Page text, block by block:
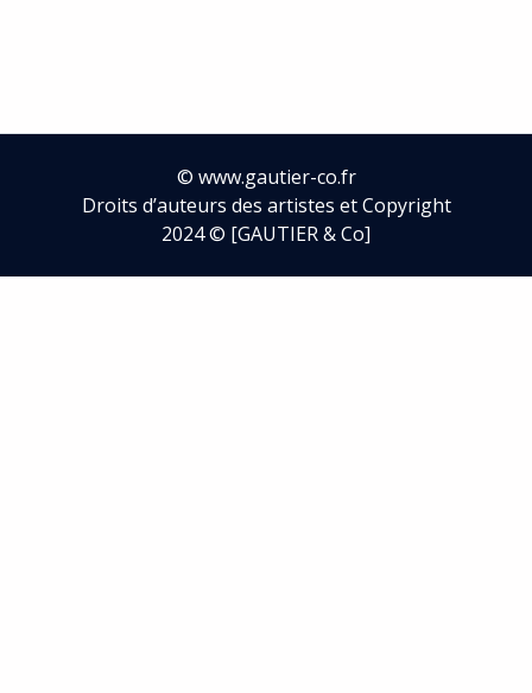
© www.gautier-co.fr
Droits d’auteurs des artistes et Copyright
2024 © [GAUTIER & Co]